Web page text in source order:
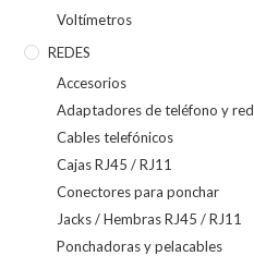
Voltímetros
REDES
Accesorios
Adaptadores de teléfono y red
Cables telefónicos
Cajas RJ45 / RJ11
Conectores para ponchar
Jacks / Hembras RJ45 / RJ11
Ponchadoras y pelacables